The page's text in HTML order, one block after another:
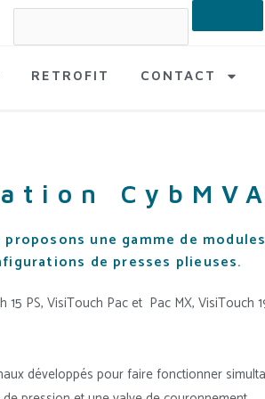
Search
RETROFIT CONTACT
CybMVA
une gamme de modules
de presses plieuses.
PS, VisiTouch Pac et Pac MX, VisiTouch
développés pour faire fonctionner